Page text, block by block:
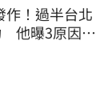
作！過半台北
他曝3原因：